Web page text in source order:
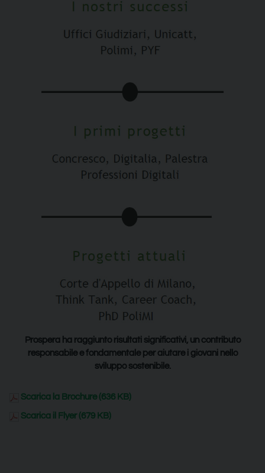
Prospera ha raggiunto risultati significativi, un contributo
responsabile e fondamentale per aiutare i giovani nello
sviluppo sostenibile.
Scarica la Brochure (636 KB)
Scarica il Flyer (679 KB)